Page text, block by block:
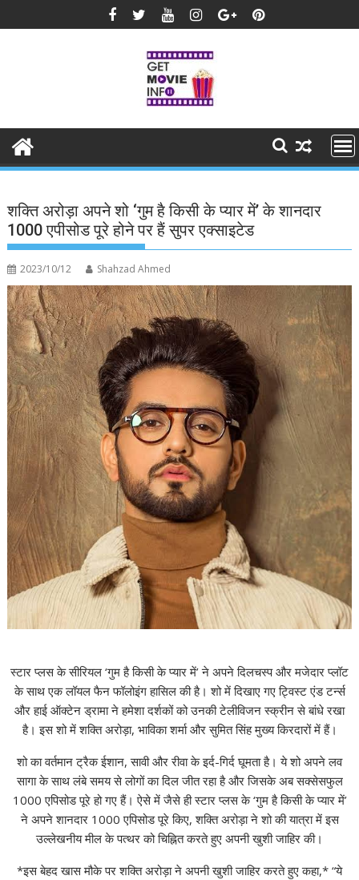
to
शक्ति अरोड़ा अपने शो ‘गुम है किसी के प्यार में’ के शानदार
1000 एपीसोड पूरे होने पर हैं सुपर एक्साइटेड
2023/10/12 Shahzad Ahmed
स्टार प्लस के सीरियल ‘गुम है किसी के प्यार में’ ने अपने दिलचस्प और मजेदार प्लॉट
के साथ एक लॉयल फैन फॉलोइंग हासिल की है। शो में दिखाए गए ट्विस्ट एंड टर्न्स
और हाई ऑक्टेन ड्रामा ने हमेशा दर्शकों को उनकी टेलीविजन स्क्रीन से बांधे रखा
है। इस शो में शक्ति अरोड़ा, भाविका शर्मा और सुमित सिंह मुख्य किरदारों में हैं।
शो का वर्तमान ट्रैक ईशान, सावी और रीवा के इर्द-गिर्द घूमता है। ये शो अपने लव
सागा के साथ लंबे समय से लोगों का दिल जीत रहा है और जिसके अब सक्सेसफुल
1000 एपिसोड पूरे हो गए हैं। ऐसे में जैसे ही स्टार प्लस के ‘गुम है किसी के प्यार में’
ने अपने शानदार 1000 एपिसोड पूरे किए, शक्ति अरोड़ा ने शो की यात्रा में इस
उल्लेखनीय मील के पत्थर को चिह्नित करते हुए अपनी खुशी जाहिर की।
*इस बेहद खास मौके पर शक्ति अरोड़ा ने अपनी खुशी जाहिर करते हुए कहा,* “ये